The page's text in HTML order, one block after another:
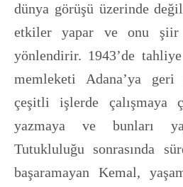
dünya görüşü üzerinde
etkiler yapar ve onu şiir
yönlendirir. 1943’de
memleketi Adana’ya
çeşitli işlerde çalışmaya
yazmaya ve bunları
Tutukluluğu sonrasında
başaramayan Kemal,